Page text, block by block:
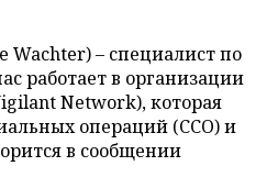
Wachter) – специалист по
работает в организации
Network), которая
операций (ССО) и
в сообщении